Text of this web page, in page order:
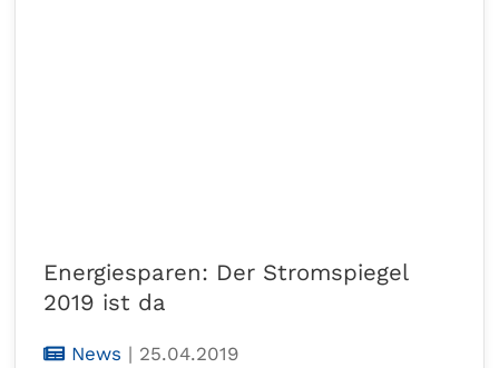
Energiesparen: Der Stromspiegel
2019 ist da
News | 25.04.2019